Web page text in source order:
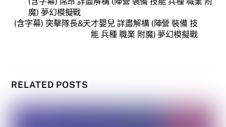
魔) 夢幻模擬戰
(含字幕) 突擊隊長&天才嬰兒 詳盡解構 (陣營 裝備 技
能 兵種 職業 附魔) 夢幻模擬戰
RELATED POSTS